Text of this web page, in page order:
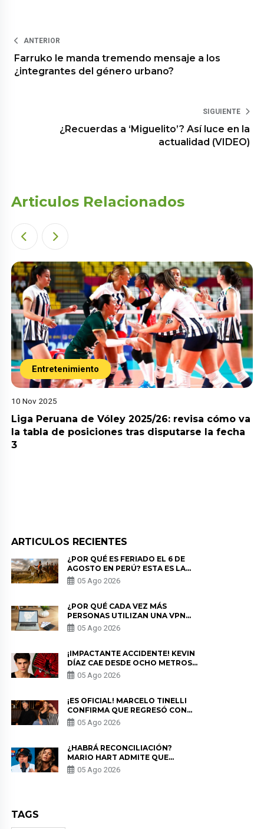
ANTERIOR
Farruko le manda tremendo mensaje a los
¿integrantes del género urbano?
SIGUIENTE
¿Recuerdas a ‘Miguelito’? Así luce en la
actualidad (VIDEO)
Articulos Relacionados
Entretenimiento
10 Nov 2025
Liga Peruana de Vóley 2025/26: revisa cómo va
la tabla de posiciones tras disputarse la fecha
3
ARTICULOS RECIENTES
¿POR QUÉ ES FERIADO EL 6 DE
AGOSTO EN PERÚ? ESTA ES LA
HISTORIA
05 Ago 2026
¿POR QUÉ CADA VEZ MÁS
PERSONAS UTILIZAN UNA VPN
PARA PROTEGER SU
PRIVACIDAD?
05 Ago 2026
¡IMPACTANTE ACCIDENTE! KEVIN
DÍAZ CAE DESDE OCHO METROS
EN “ESTO ES GUERRA” Y GENERA
PREOCUPACIÓN
05 Ago 2026
¡ES OFICIAL! MARCELO TINELLI
CONFIRMA QUE REGRESÓ CON
MILETT FIGUEROA: “EL AMOR
PUDO MÁS”
05 Ago 2026
¿HABRÁ RECONCILIACIÓN?
MARIO HART ADMITE QUE
PODRÍA VOLVER CON KORINA
RIVADENEIRA: “NO LE CERRARÍA
05 Ago 2026
TAGS